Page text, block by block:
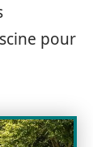
pour